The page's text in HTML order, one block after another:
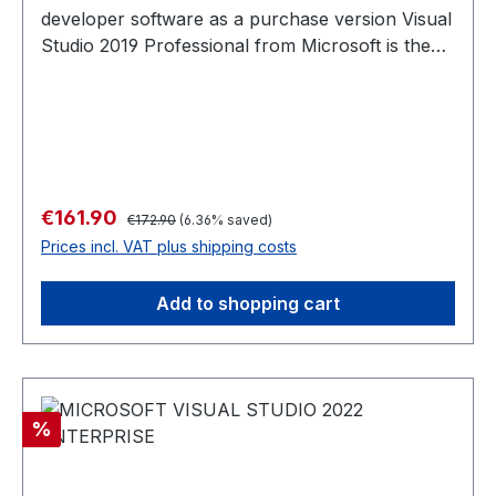
Sale price:
€161.90 Regular price:
€172.90 (6.36% saved)
Prices incl. VAT plus shipping costs
Add to shopping cart
Discount
%